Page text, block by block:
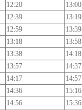
12:20
13:00
12:39
13:19
12:59
13:39
13:18
13:58
13:38
14:18
13:57
14:37
14:17
14:57
14:36
15:16
14:56
15:36